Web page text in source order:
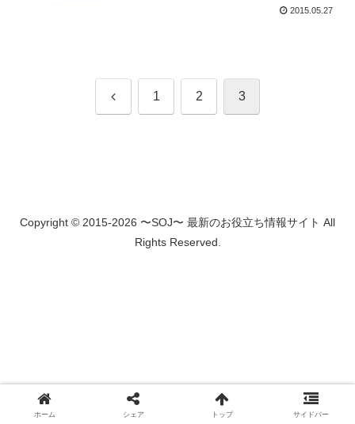
2015.05.27
前 1 2 3
Copyright © 2015-2026 〜SOJ〜 最新のお役立ち情報サイト All
Rights Reserved.
ホーム シェア トップ サイドバー